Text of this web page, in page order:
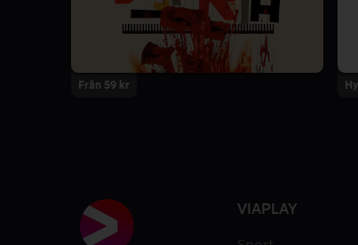
Från 59 kr
VIAPLAY